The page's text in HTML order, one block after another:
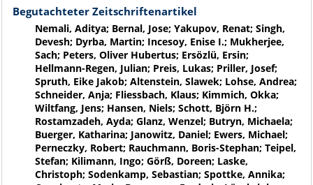
Begutachteter Zeitschriftenartikel
Nemali, Aditya; Bernal, Jose; Yakupov, Renat; Singh,
Devesh; Dyrba, Martin; Incesoy, Enise I.; Mukherjee,
Sach; Peters, Oliver Hubertus; Ersözlü, Ersin;
Hellmann-Regen, Julian; Preis, Lukas; Priller, Josef;
Spruth, Eike Jakob; Altenstein, Slawek; Lohse, Andrea;
Schneider, Anja; Fliessbach, Klaus; Kimmich, Okka;
Wiltfang, Jens; Hansen, Niels; Schott, Björn H.;
Rostamzadeh, Ayda; Glanz, Wenzel; Butryn, Michaela;
Buerger, Katharina; Janowitz, Daniel; Ewers, Michael;
Perneczky, Robert; Rauchmann, Boris-Stephan; Teipel,
Stefan; Kilimann, Ingo; Görß, Doreen; Laske,
Christoph; Sodenkamp, Sebastian; Spottke, Annika;